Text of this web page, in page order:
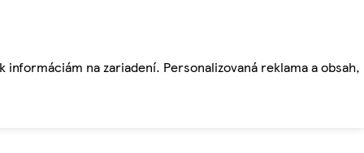
na zariadení. Personalizovaná reklama a obsah,